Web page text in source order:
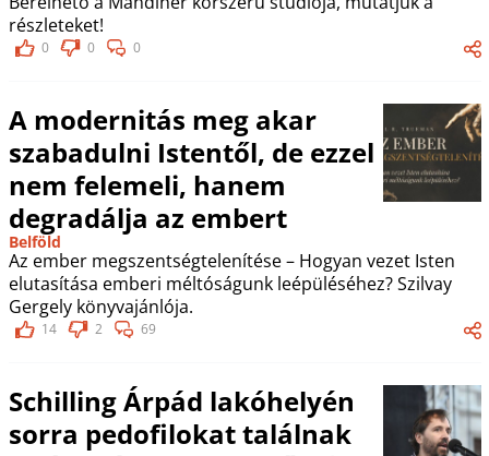
részleteket!
0 0 0
A modernitás meg akar
szabadulni Istentől, de ezzel
nem felemeli, hanem
degradálja az embert
Belföld
Az ember megszentségtelenítése – Hogyan vezet Isten
elutasítása emberi méltóságunk leépüléséhez? Szilvay
Gergely könyvajánlója.
14 2 69
Schilling Árpád lakóhelyén
sorra pedofilokat találnak